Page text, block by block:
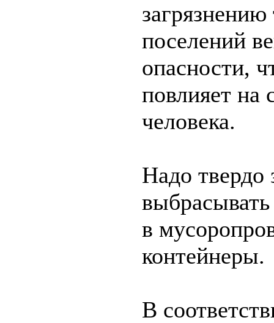
поселений
опасности,
повлияет на
человека.
Надо
в
контейнеры.
В